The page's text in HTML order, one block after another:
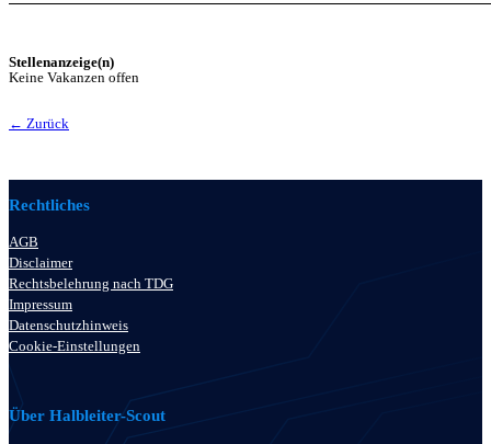
Stellenanzeige(n)
Keine Vakanzen offen
← Zurück
Rechtliches
AGB
Disclaimer
Rechtsbelehrung nach TDG
Impressum
Datenschutzhinweis
Cookie-Einstellungen
Über Halbleiter-Scout